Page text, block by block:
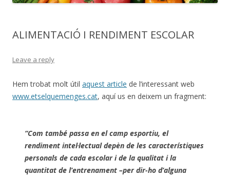
ALIMENTACIÓ I RENDIMENT ESCOLAR
Leave a reply
Hem trobat molt útil aquest article de l’interessant web
www.etselquemenges.cat, aquí us en deixem un fragment:
“Com també passa en el camp esportiu, el
rendiment intel·lectual depèn de les característiques
personals de cada escolar i de la qualitat i la
quantitat de l’entrenament –per dir-ho d’alguna